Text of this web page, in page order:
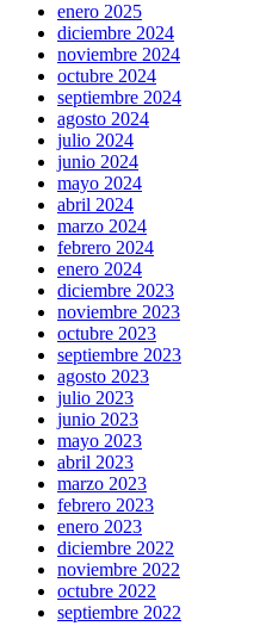
enero 2025
diciembre 2024
noviembre 2024
octubre 2024
septiembre 2024
agosto 2024
julio 2024
junio 2024
mayo 2024
abril 2024
marzo 2024
febrero 2024
enero 2024
diciembre 2023
noviembre 2023
octubre 2023
septiembre 2023
agosto 2023
julio 2023
junio 2023
mayo 2023
abril 2023
marzo 2023
febrero 2023
enero 2023
diciembre 2022
noviembre 2022
octubre 2022
septiembre 2022